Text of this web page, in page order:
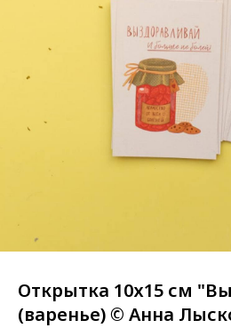
Открытка 10х15 см
(варенье) © Анна